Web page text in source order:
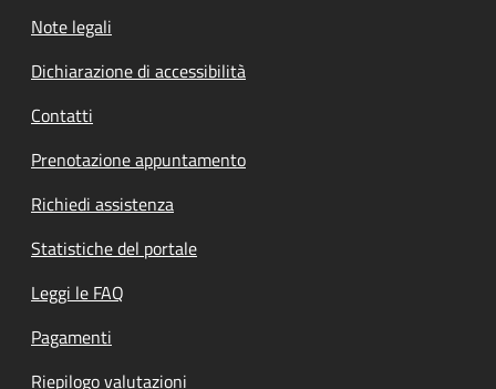
Note legali
Dichiarazione di accessibilità
Contatti
Prenotazione appuntamento
Richiedi assistenza
Statistiche del portale
Leggi le FAQ
Pagamenti
Riepilogo valutazioni